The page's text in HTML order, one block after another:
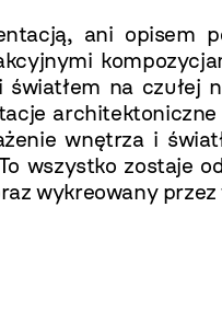
ani opisem
na czułej
wnętrza i
wszystko zostaje
wykreowany